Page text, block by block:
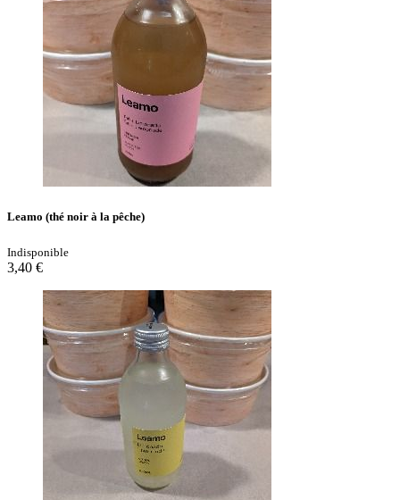
Leamo (thé noir à la pêche)
Indisponible
3,40 €